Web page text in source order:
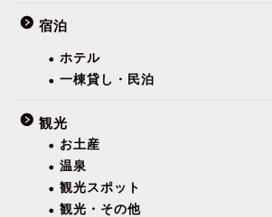
宿泊
ホテル
一棟貸し・民泊
観光
お土産
温泉
観光スポット
観光・その他